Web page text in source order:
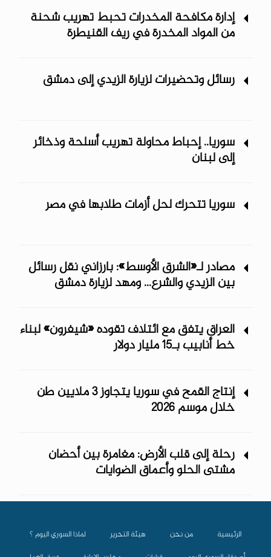
إدارة مكافحة المخدرات تحبط تهريب شحنة
من المواد المخدرة في ريف ‏القنيطرة
رسائل وتحضيرات لزيارة الزيدي إلى دمشق
سوريا.. إحباط محاولة تهريب أسلحة وذخائر
إلى لبنان
سوريا تتحرك لحل أزمات طلابها في مصر
مصادر لـ«الشرق الأوسط»: بارزاني نقل رسائل
بين الزيدي والشرع... ومهد لزيارة دمشق
العراق يتفق مع ائتلاف تقوده «شيفرون» لبناء
خط أنابيب بـ15 مليار دولار
إنتاج القمح في سوريا يتجاوز 3 ملايين طن
خلال موسم 2026
رحلة إلى قلب الأرض: مغامرة بين أحضان
مشتى الحلو وأعماق الضوايات
الرئيسية من نحن هيئة التحرير
لماذا السوري اليوم ؟